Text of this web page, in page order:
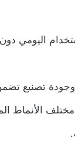
اليومي
تصنيع
الأنماط